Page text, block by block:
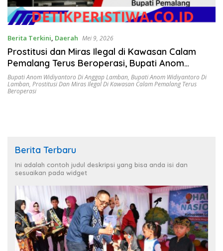
Berita Terkini, Daerah Mei 9, 2026
Prostitusi dan Miras Ilegal di Kawasan Calam
Pemalang Terus Beroperasi, Bupati Anom
Widiyantoro Di anggap Lamban
Bupati Anom Widiyantoro Di Anggap Lamban, Bupati Anom Widiyantoro Di
Lamban, Prostitusi Dan Miras Ilegal Di Kawasan Calam Pemalang Terus
Beroperasi
Berita Terbaru
Ini adalah contoh judul deskripsi yang bisa anda isi dan
sesuaikan pada widget